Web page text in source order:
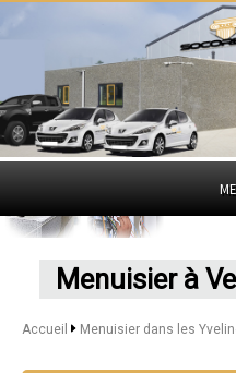
Menuisier à
Accueil Menuisier dans les